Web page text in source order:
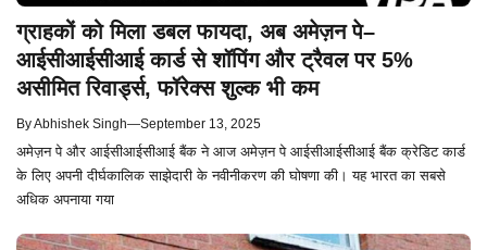
ग्राहकों को मिला डबल फायदा, अब अमेज़न पे–
आईसीआईसीआई कार्ड से शॉपिंग और ट्रैवल पर 5%
असीमित रिवार्ड्स, फॉरेक्स शुल्क भी कम
ByAbhishek Singh—September 13, 2025
अमेज़न पे और आईसीआईसीआई बैंक ने आज अमेज़न पे आईसीआईसीआई बैंक क्रेडिट कार्ड
के लिए अपनी दीर्घकालिक साझेदारी के नवीनीकरण की घोषणा की। यह भारत का सबसे
अधिक अपनाया गया